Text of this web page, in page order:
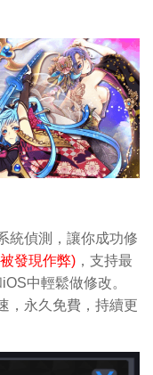
統偵測，讓你成功修
發現作弊) ，支持最
中輕鬆做修改。
，永久免費，持續更